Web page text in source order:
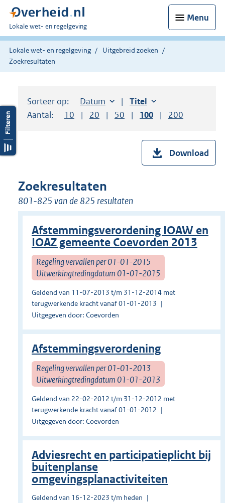
Menu
U
bent
hier:
Lokale wet- en regelgeving
Lokale wet- en regelgeving
Uitgebreid zoeken
Zoekresultaten
Sorteer op: Sorteer op:
Datum aflopendSorteer op:
Titel oplopend
Aantal:
Toon
10 resultaten per pagina
Toon
20 resultaten per pagina
Toon
50 resultaten per pagina
Toon
100 resultaten per
Toon
200
Download
Zoekresultaten
801-825 van de 825 resultaten
Afstemmingsverordening IOAW en
IOAZ gemeente Coevorden 2013
Regeling vervallen per 01-01-2015
Uitwerkingtredingdatum 01-01-2015
Geldend van 11-07-2013 t/m 31-12-2014 met
terugwerkende kracht vanaf 01-01-2013
Uitgegeven door: Coevorden
Afstemmingsverordening
Regeling vervallen per 01-01-2013
Uitwerkingtredingdatum 01-01-2013
Geldend van 22-02-2012 t/m 31-12-2012 met
terugwerkende kracht vanaf 01-01-2012
Uitgegeven door: Coevorden
Adviesrecht en participatieplicht bij
buitenplanse
omgevingsplanactiviteiten
Geldend van 16-12-2023 t/m heden